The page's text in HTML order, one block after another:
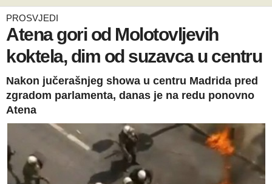
PROSVJEDI
Atena gori od Molotovljevih
koktela, dim od suzavca u centru
Nakon jučerašnjeg showa u centru Madrida pred
zgradom parlamenta, danas je na redu ponovno
Atena